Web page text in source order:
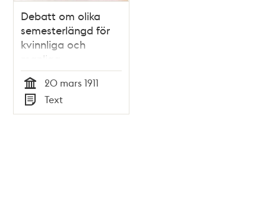
Debatt om olika
semesterlängd för
kvinnliga och
manliga
kommunalanställda
i stadsfullmäktige
20 mars 1911
Tid
20 mars 1911
Typ
Text